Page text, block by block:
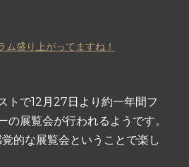
ム盛り上がってますね！
トで12月27日より約一年間フ
の展覧会が行われるようです。
的な展覧会ということで楽し